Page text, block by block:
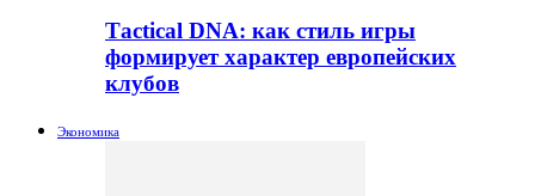
Тactical DNA: как стиль игры
формирует характер европейских
клубов
Экономика